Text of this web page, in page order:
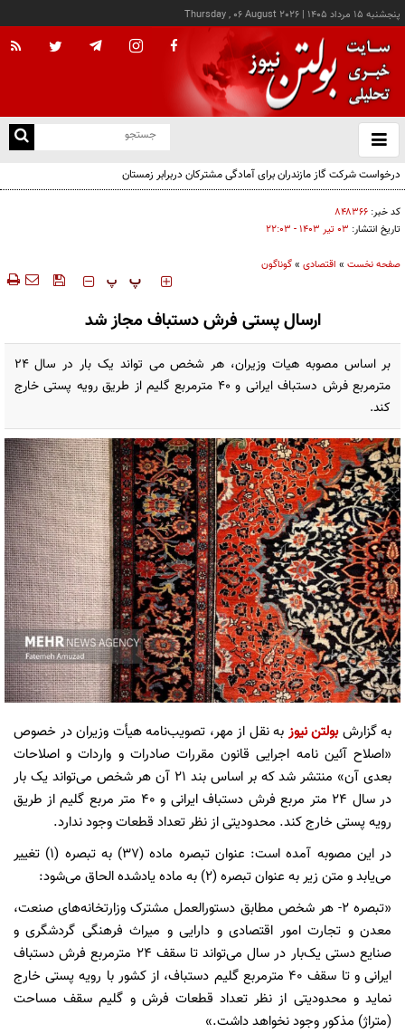
پنجشنبه ۱۵ مرداد ۱۴۰۵ |
Thursday , 06 August 2026
باز
و
درخواست شرکت گاز مازندران برای آمادگی مشترکان دربرابر زمستان
کد خبر: ۸۴۸۳۶۶
تاریخ انتشار: ۰۳ تير ۱۴۰۳ - ۲۲:۰۳
صفحه نخست » اقتصادی »گوناگون
‍‍‍ پ پ
ارسال پستی فرش دستباف مجاز شد
بر اساس مصوبه هیات وزیران، هر شخص می تواند یک بار در سال ۲۴
مترمربع فرش دستباف ایرانی و ۴۰ مترمربع گلیم از طریق رویه پستی خارج
کند.
به گزارشبولتن نیوز به نقل از مهر، تصویب‌نامه هیأت وزیران در خصوص
«اصلاح آئین نامه اجرایی قانون مقررات صادرات و واردات و اصلاحات
بعدی آن» منتشر شد که بر اساس بند ۲۱ آن هر شخص می‌تواند یک بار
در سال ۲۴ متر مربع فرش دستباف ایرانی و ۴۰ متر مربع گلیم از طریق
رویه پستی خارج کند. محدودیتی از نظر تعداد قطعات وجود ندارد.
در این مصوبه آمده است: عنوان تبصره ماده (۳۷) به تبصره (۱) تغییر
می‌یابد و متن زیر به عنوان تبصره (۲) به ماده یادشده الحاق می‌شود:
«تبصره ۲- هر شخص مطابق دستورالعمل مشترک وزارتخانه‌های صنعت،
معدن و تجارت امور اقتصادی و دارایی و میراث فرهنگی گردشگری و
صنایع دستی یک‌بار در سال می‌تواند تا سقف ۲۴ مترمربع فرش دستباف
ایرانی و تا سقف ۴۰ مترمربع گلیم دستباف، از کشور با رویه پستی خارج
نماید و محدودیتی از نظر تعداد قطعات فرش و گلیم سقف مساحت
(متراژ) مذکور وجود نخواهد داشت.»